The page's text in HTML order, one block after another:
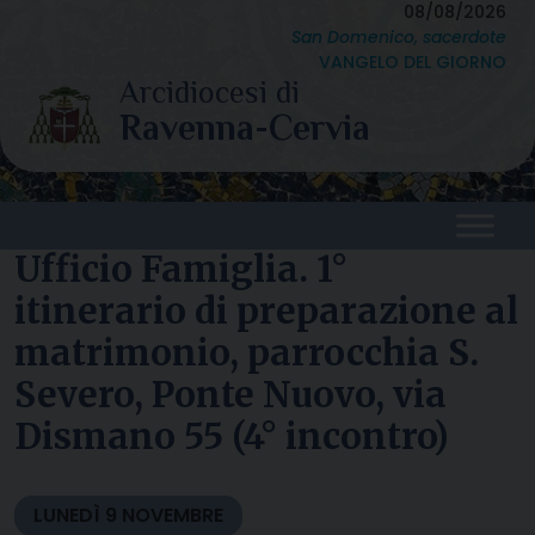
content
08/08/2026
San Domenico, sacerdote
VANGELO DEL GIORNO
Ufficio Famiglia. 1°
itinerario di preparazione al
matrimonio, parrocchia S.
Severo, Ponte Nuovo, via
Dismano 55 (4° incontro)
LUNEDÌ 9 NOVEMBRE